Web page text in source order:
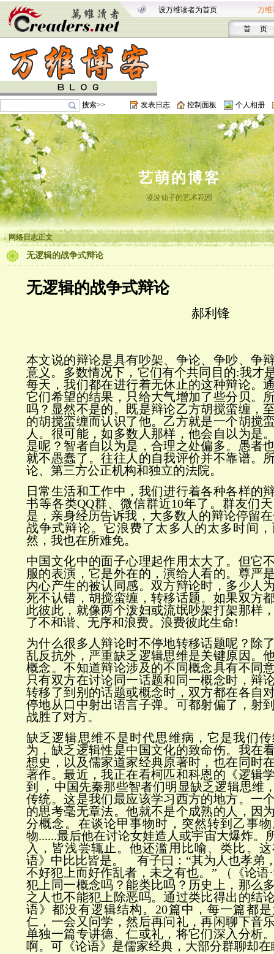
设万维读者为首页 万维
首 页
搜索>> 发表日志 控制面板 个人相册
艺萌的博客
凌波仙子的艺术花园
网络日志正文
无逻辑的战争式辩论
无逻辑的战争式辩论
郝利锋
本文说的辩论是具有吵架、争论、争吵、争
意义。多数情况下，它们有个共同目的:我才
每天，我们都在进行着无休止的这种辩论。
它们希望的结果，只给大气增加了些分贝。
吗？显然不是的。既是辩论乙方胡搅蛮缠，
的胡搅蛮缠而认识了他。乙方就是一个胡搅
人。很可能，如多数人那样，他会自以为是
是呢？智者自以为是，合理之处偏多。愚者
就不愚蠢了。往往人的自我评价并不靠谱。
论、第三方公正机构和独立的法院。
日常生活和工作中，我们进行着各种各样的
书等各类QQ群、微信群近10年了。群友们
是，亲身经历告诉我，大多数人的辩论停留
战争式辩论。它浪费了太多人的太多时间
然，我也在所难免。
中国文化中的面子心理起作用太大了。但它
服的表演，它是外在的，演给人看的。尊严
内心产生的被认同感。双方辩论时，多少人
死不认错，胡搅蛮缠，转移话题。如果双方
此彼此，就像两个泼妇或流氓吵架打架那样
了不和谐、无序和浪费。浪费彼此生命!
为什么很多人辩论时不停地转移话题呢？除
乱反抗外，严重缺乏逻辑思维是关键原因。
概念。不知道辩论涉及的不同概念具有不同
只有双方在讨论同一话题和同一概念时，辩
转移了到别的话题或概念时，双方都在各自
停地从口中射出语言子弹。可都射偏了，射
战胜了对方。
缺乏逻辑思维不是时代思维病，它是我们
为，缺乏逻辑性是中国文化的致命伤。我在
想史，以及儒家道家经典原著时，也在同时
著作。最近，我正在看柯匹和科恩的《逻辑
到 ，中国先秦那些智者们明显缺乏逻辑思维
传统。这是我们最应该学习西方的地方。一
的思考毫无章法。他就不是个成熟的人，因
分概念。在谈论甲事物时，突然转到乙事
物......最后他在讨论女娃造人或宇宙大爆炸。
入，皆浅尝辄止。他还滥用比喻、类比。
语》中比比皆是。 有子曰：“其为人也孝弟
不好犯上而好作乱者，未之有也。” （《论语
犯上同一概念吗？能类比吗？历史上，那么
之人也不能犯上除恶吗。通过类比得出的结
语》都没有逻辑结构。20篇中，每一篇都
仁，一会又问学，然后再问礼，再闲聊下音
单独一篇专讲德、仁或礼，将它们深入分析
啊。可《论语》是儒家经典，大部分群聊却在